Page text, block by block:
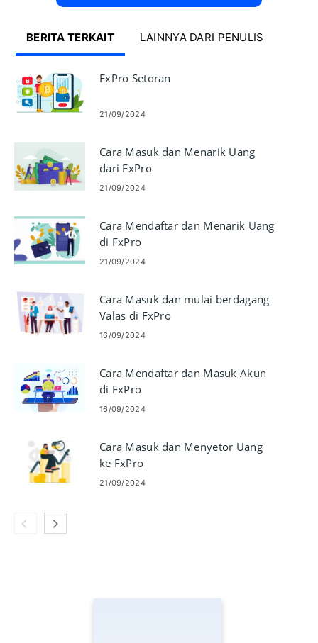
BERITA TERKAIT LAINNYA DARI PENULIS
FxPro Setoran
21/09/2024
Cara Masuk dan Menarik Uang
dari FxPro
21/09/2024
Cara Mendaftar dan Menarik Uang
di FxPro
21/09/2024
Cara Masuk dan mulai berdagang
Valas di FxPro
16/09/2024
Cara Mendaftar dan Masuk Akun
di FxPro
16/09/2024
Cara Masuk dan Menyetor Uang
ke FxPro
21/09/2024